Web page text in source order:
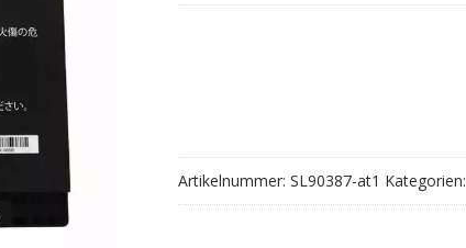
Artikelnummer: SL90387-at1 Kategorien: